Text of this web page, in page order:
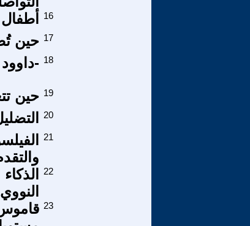
16
حين 17
- 18
حين 19
20
21
22
23